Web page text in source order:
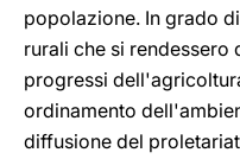
popolazione. In grado
rurali che si rendessero
progressi
ordinamento
diffusione del